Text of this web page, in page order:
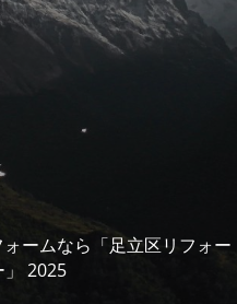
ームなら「足立区リフォー
」 2025